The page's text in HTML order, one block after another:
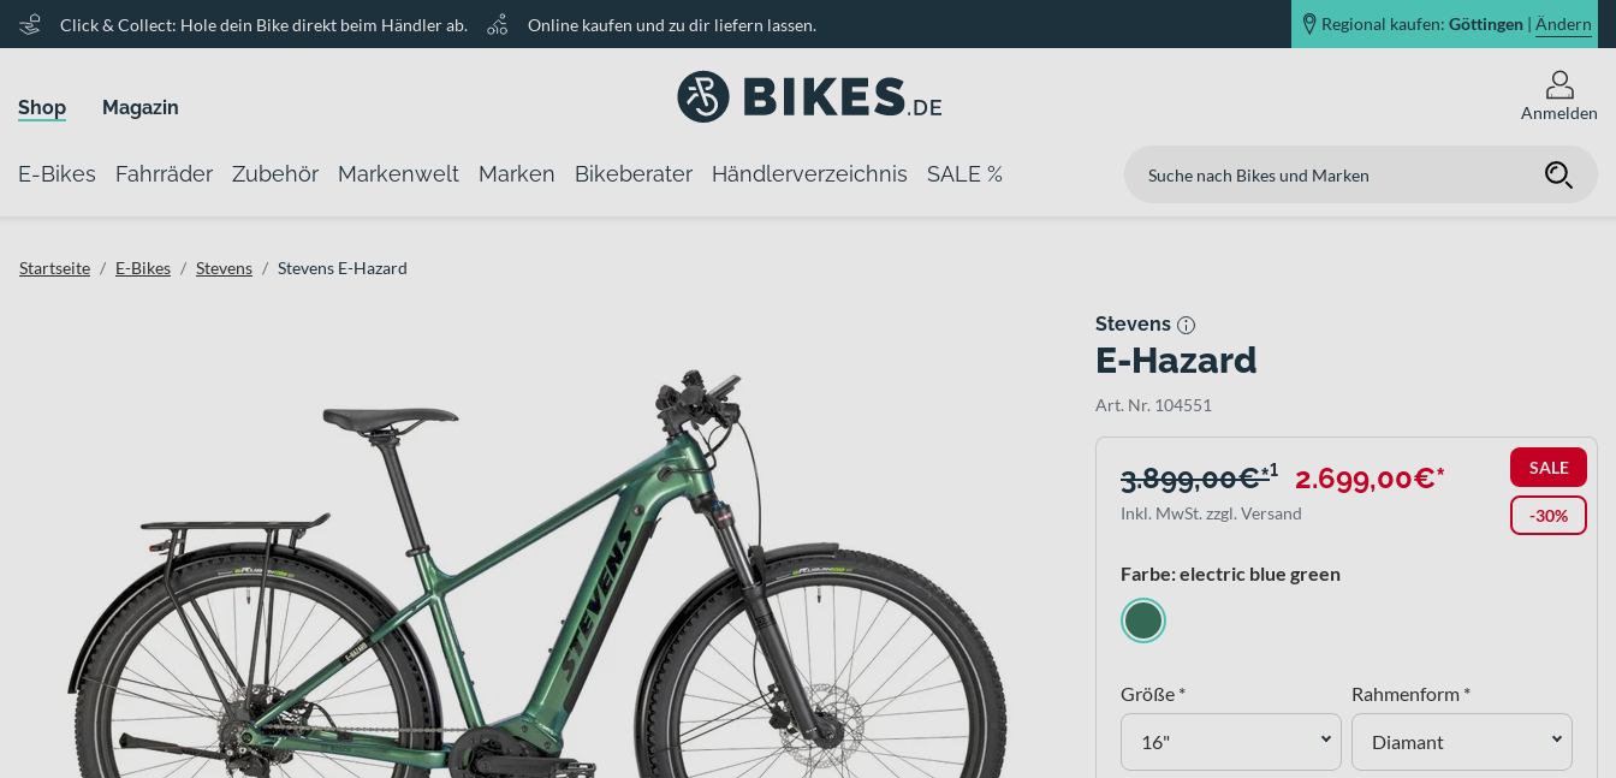
Click & Collect: Hole dein Bike direkt beim Händler ab. Online kaufen und zu dir liefern lassen. Regional kaufen: Göttingen | Ändern
Shop Magazin Anmelden
E-Bikes Fahrräder Zubehör Markenwelt Marken Bikeberater Händlerverzeichnis SALE %
Startseite E-Bikes Stevens Stevens E-Hazard
Stevens
E-Hazard
Art. Nr. 104551
SALE
-30%
3.899,00€*¹ 2.699,00€*
Inkl. MwSt. zzgl. Versand
Farbe: electric blue green
Größe *
16"
Rahmenform *
Diamant